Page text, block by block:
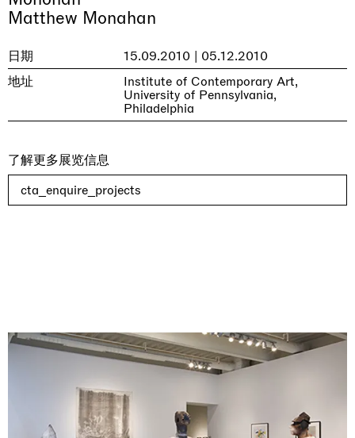
Matthew Monahan
日期
15.09.2010 | 05.12.2010
地址
Institute of Contemporary Art,
University of Pennsylvania,
Philadelphia
了解更多展览信息
cta_enquire_projects